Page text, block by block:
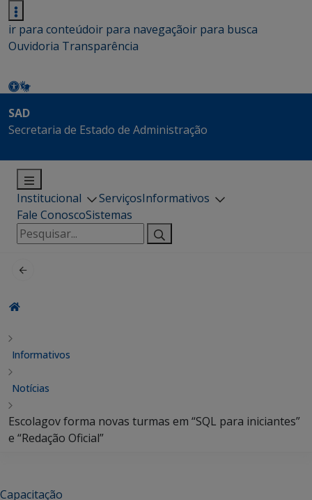
ir para conteúdoir para navegaçãoir para busca
Ouvidoria Transparência
SAD
Secretaria de Estado de Administração
Institucional ServiçosInformativos
Fale ConoscoSistemas
Pesquisar
por:
Informativos
Notícias
Escolagov forma novas turmas em “SQL para iniciantes”
e “Redação Oficial”
Capacitação